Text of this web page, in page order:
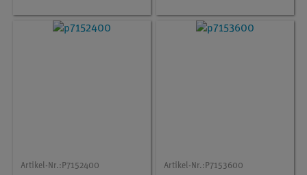
Artikel-Nr.: P7152400 Artikel-Nr.: P7153600